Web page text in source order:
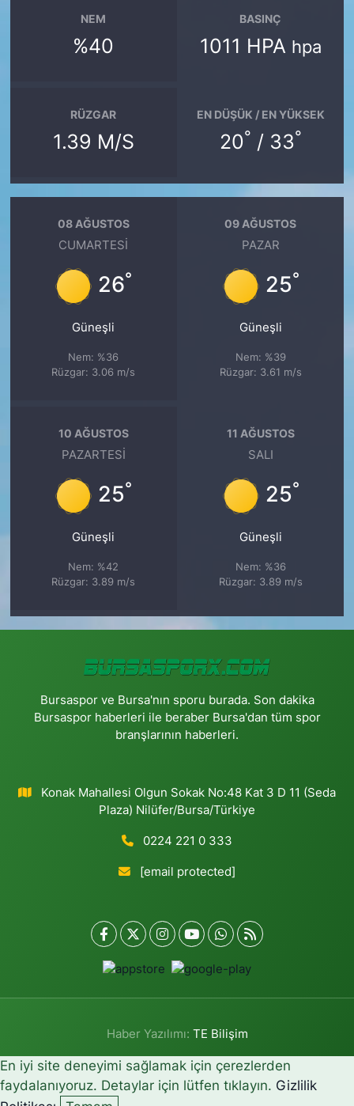
NEM
%40
BASINÇ
1011 HPA hpa
RÜZGAR
1.39 M/S
EN DÜŞÜK / EN YÜKSEK
20° / 33°
08 AĞUSTOS
CUMARTESI
26°
Güneşli
Nem: %36
Rüzgar: 3.06 m/s
09 AĞUSTOS
PAZAR
25°
Güneşli
Nem: %39
Rüzgar: 3.61 m/s
10 AĞUSTOS
PAZARTESI
25°
Güneşli
Nem: %42
Rüzgar: 3.89 m/s
11 AĞUSTOS
SALI
25°
Güneşli
Nem: %36
Rüzgar: 3.89 m/s
Bursaspor ve Bursa'nın sporu burada. Son dakika
Bursaspor haberleri ile beraber Bursa'dan tüm spor
branşlarının haberleri.
Konak Mahallesi Olgun Sokak No:48 Kat 3 D 11 (Seda
Plaza) Nilüfer/Bursa/Türkiye
0224 221 0 333
[email protected]
Haber Yazılımı: TE Bilişim
En iyi site deneyimi sağlamak için çerezlerden
faydalanıyoruz. Detaylar için lütfen tıklayın. Gizlilik